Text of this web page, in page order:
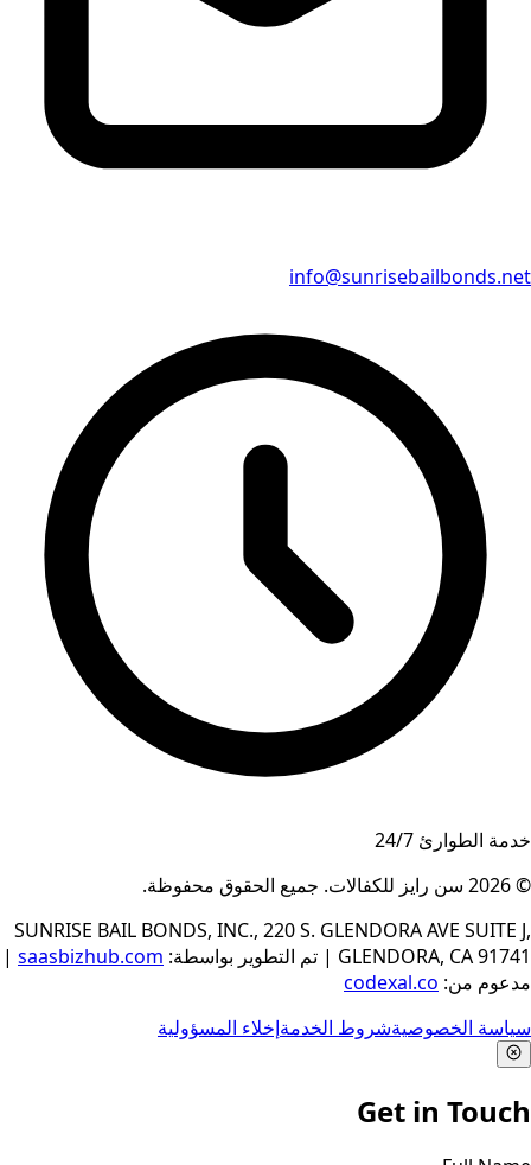
info@sunrisebailbonds.net
خدمة الطوارئ 24/7
© 2026
سن رايز للكفالات. جميع الحقوق محفوظة.
SUNRISE BAIL BONDS, INC., 220 S. GLENDORA AVE SUITE J,
GLENDORA, CA 91741
| تم التطوير بواسطة:
saasbizhub.com
|
مدعوم من:
codexal.co
سياسة الخصوصيةشروط الخدمةإخلاء المسؤولية
🍪 We Use Cookies
We use cookies to enhance your browsing experience,
serve personalized content, and analyze our traffic. By